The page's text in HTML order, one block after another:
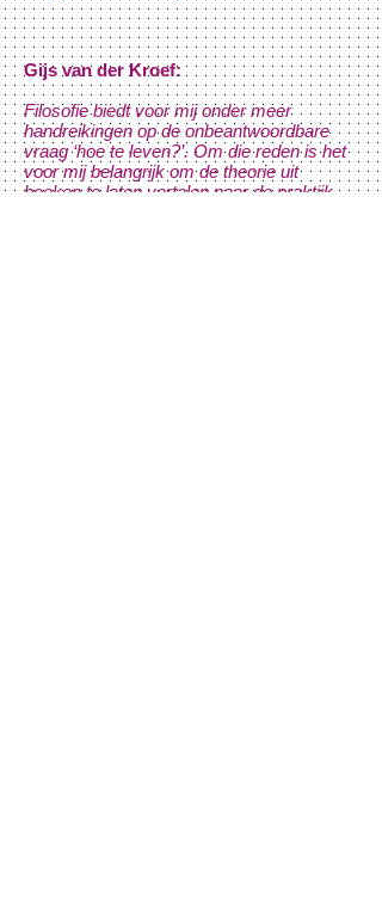
Gijs van der Kroef:
Filosofie biedt voor mij onder meer
handreikingen op de onbeantwoordbare
vraag ‘hoe te leven?’. Om die reden is het
voor mij belangrijk om de theorie uit
boeken te laten vertalen naar de praktijk,